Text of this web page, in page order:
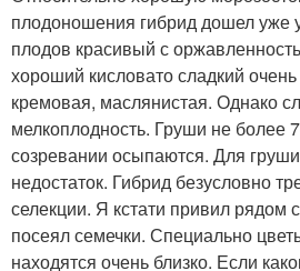
плодоношения гибрид дошел уже
плодов красивый с
хороший кисловато сладкий
кремовая, маслянистая. Однако
мелкоплодность. Груши не более
созревании осыпаются. Для
недостаток. Гибрид безусловно
селекции. Я кстати привил рядом
посеял семечки. Специально
находятся очень близко. Если